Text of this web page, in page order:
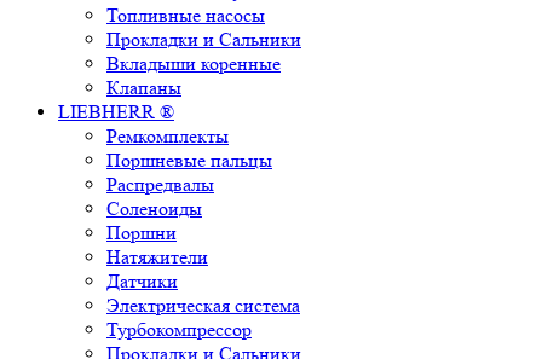
Топливные насосы
Прокладки и Сальники
Вкладыши коренные
Клапаны
LIEBHERR ®
Ремкомплекты
Поршневые пальцы
Распредвалы
Соленоиды
Поршни
Натяжители
Датчики
Электрическая система
Турбокомпрессор
Прокладки и Сальники